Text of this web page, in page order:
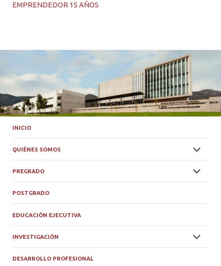
EMPRENDEDOR 15 AÑOS
INICIO
QUIÉNES SOMOS
PREGRADO
POSTGRADO
EDUCACIÓN EJECUTIVA
INVESTIGACIÓN
DESARROLLO PROFESIONAL